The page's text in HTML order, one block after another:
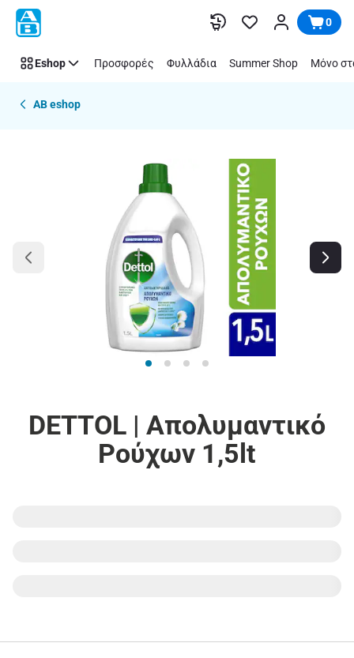
Παράλειψη 0
Eshop Προσφορές Φυλλάδια Summer Shop Μόνο
AB eshop
DETTOL | Απολυμαντικό
Ρούχων 1,5lt